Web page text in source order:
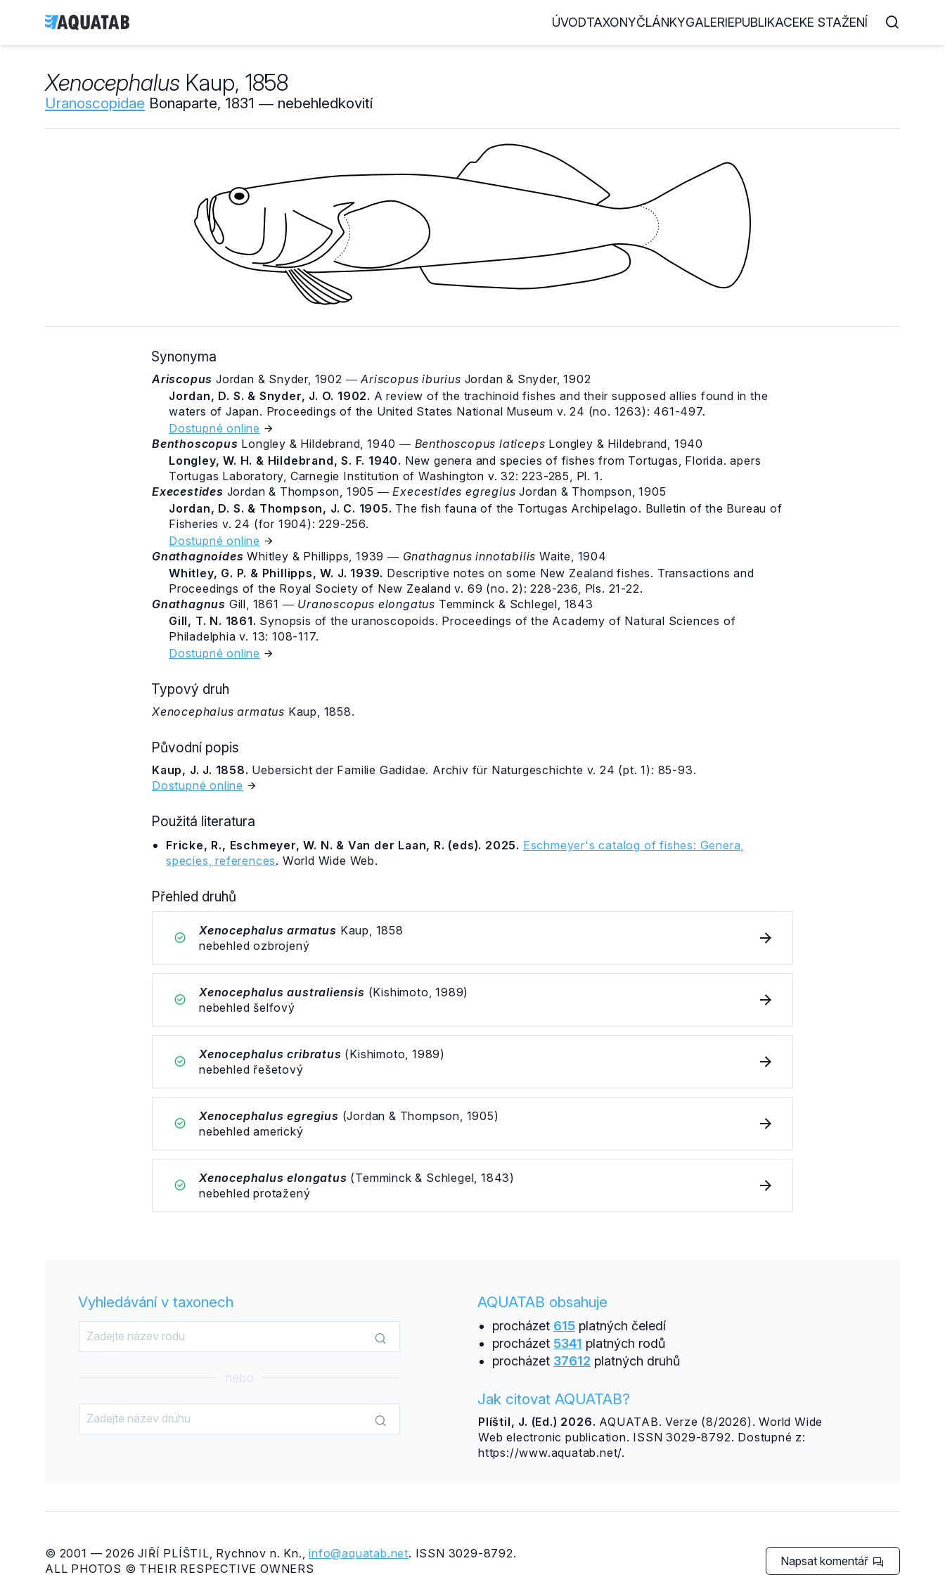
ÚVODTAXONYČLÁNKYGALERIEPUBLIKACEKE STAŽENÍ
Xenocephalus Kaup, 1858
Uranoscopidae Bonaparte, 1831 ― nebehledkovití
Synonyma
Ariscopus Jordan & Snyder, 1902 ―Ariscopus iburius Jordan & Snyder, 1902
Jordan, D. S. & Snyder, J. O. 1902. A review of the trachinoid fishes and their supposed allies found in the
waters of Japan. Proceedings of the United States National Museum v. 24 (no. 1263): 461-497.
Dostupné online
Benthoscopus Longley & Hildebrand, 1940 ― Benthoscopus laticeps Longley & Hildebrand, 1940
Longley, W. H. & Hildebrand, S. F. 1940. New genera and species of fishes from Tortugas, Florida. apers
Tortugas Laboratory, Carnegie Institution of Washington v. 32: 223-285, Pl. 1.
Execestides Jordan & Thompson, 1905 ―Execestides egregius Jordan & Thompson, 1905
Jordan, D. S. & Thompson, J. C. 1905. The fish fauna of the Tortugas Archipelago. Bulletin of the Bureau of
Fisheries v. 24 (for 1904): 229-256.
Dostupné online
Gnathagnoides Whitley & Phillipps, 1939 ― Gnathagnus innotabilis Waite, 1904
Whitley, G. P. & Phillipps, W. J. 1939. Descriptive notes on some New Zealand fishes. Transactions and
Proceedings of the Royal Society of New Zealand v. 69 (no. 2): 228-236, Pls. 21-22.
Gnathagnus Gill, 1861 ― Uranoscopus elongatus Temminck & Schlegel, 1843
Gill, T. N. 1861. Synopsis of the uranoscopoids. Proceedings of the Academy of Natural Sciences of
Philadelphia v. 13: 108-117.
Dostupné online
Typový druh
Xenocephalus armatus Kaup, 1858.
Původní popis
Kaup, J. J. 1858. Uebersicht der Familie Gadidae. Archiv für Naturgeschichte v. 24 (pt. 1): 85-93.
Dostupné online
Použitá literatura
Fricke, R., Eschmeyer, W. N. & Van der Laan, R. (eds). 2025. Eschmeyer's catalog of fishes: Genera,
species, references. World Wide Web.
Přehled druhů
Xenocephalus armatus Kaup, 1858
nebehled ozbrojený
Xenocephalus australiensis (Kishimoto, 1989)
nebehled šelfový
Xenocephalus cribratus (Kishimoto, 1989)
nebehled řešetový
Xenocephalus egregius (Jordan & Thompson, 1905)
nebehled americký
Xenocephalus elongatus (Temminck & Schlegel, 1843)
nebehled protažený
Vyhledávání v taxonech
nebo
AQUATAB obsahuje
procházet 615platných čeledí
procházet 5341 platných rodů
procházet 37612 platných druhů
Jak citovat AQUATAB?
Plíštil, J. (Ed.) 2026. AQUATAB. Verze (8/2026). World Wide
Web electronic publication. ISSN 3029-8792. Dostupné z:
https://www.aquatab.net/.
© 2001 — 2026 JIŘÍ PLÍŠTIL, Rychnov n. Kn.,info@aquatab.net. ISSN 3029-8792.
ALL PHOTOS © THEIR RESPECTIVE OWNERS
Napsat komentář